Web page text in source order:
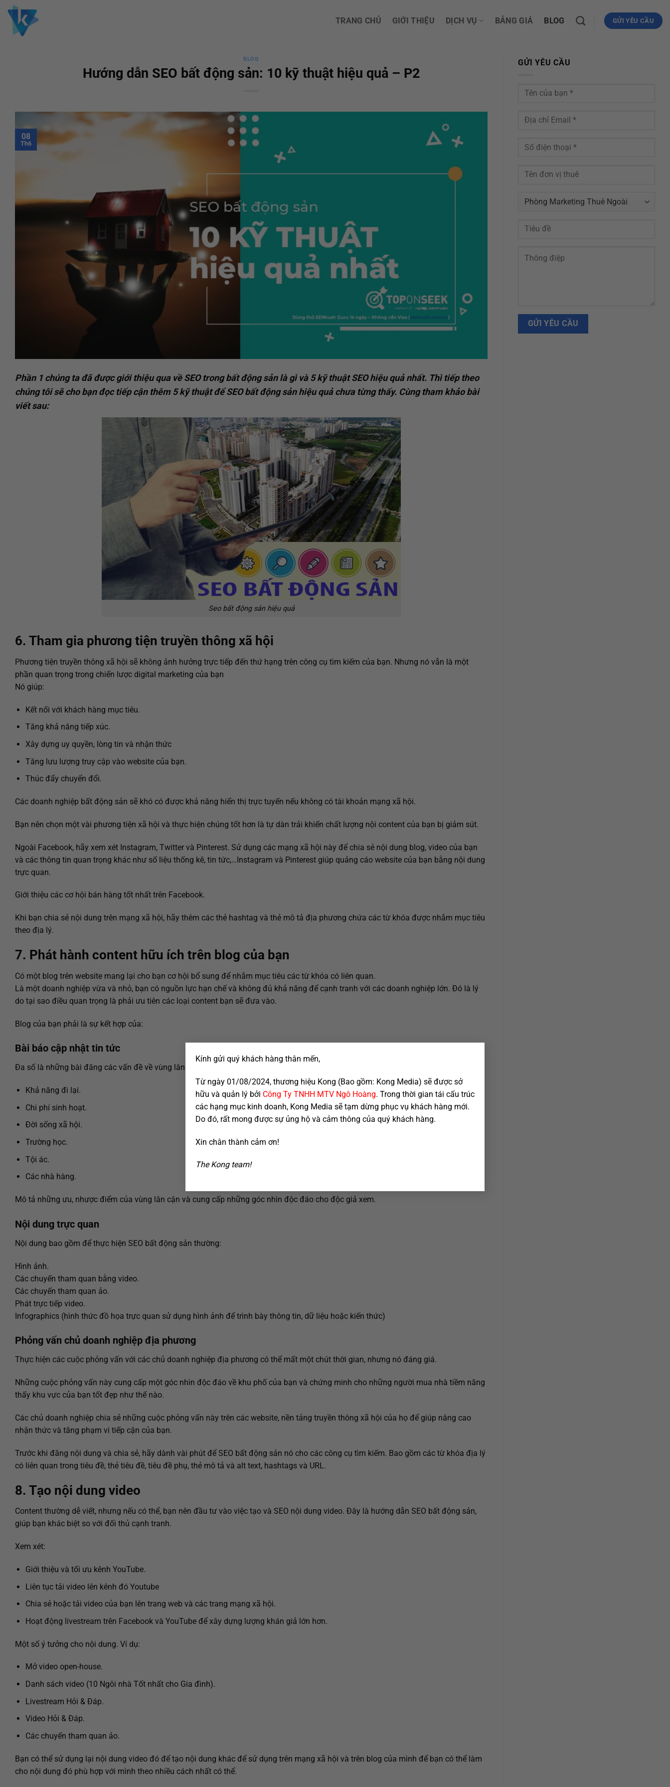
Kính gửi quý khách hàng thân mến,
Từ ngày 01/08/2024, thương hiệu Kong (Bao gồm: Kong Media) sẽ được sở
hữu và quản lý bởi Công Ty TNHH MTV Ngô Hoàng. Trong thời gian tái cấu trúc
các hạng mục kinh doanh, Kong Media sẽ tạm dừng phục vụ khách hàng mới.
Do đó, rất mong được sự ủng hộ và cảm thông của quý khách hàng.
Xin chân thành cảm ơn!
The Kong team!
Skip
content
TRANG CHỦ GIỚI THIỆU DỊCH VỤ BẢNG GIÁ BLOG GỬI YÊU CẦU
BLOG
Hướng dẫn SEO bất động sản: 10 kỹ thuật hiệu quả – P2
08
Th6
Phần 1 chúng ta đã được giới thiệu qua về SEO trong bất động sản là gì và 5 kỹ thuật SEO hiệu quả nhất. Thì tiếp theo
chúng tôi sẽ cho bạn đọc tiếp cận thêm 5 kỹ thuật để SEO bất động sản hiệu quả chưa từng thấy. Cùng tham khảo bài
viết sau:
Seo bất động sản hiệu quả
6. Tham gia phương tiện truyền thông xã hội
Phương tiện truyền thông xã hội sẽ không ảnh hưởng trực tiếp đến thứ hạng trên công cụ tìm kiếm của bạn. Nhưng nó vẫn là một
phần quan trọng trong chiến lược digital marketing của bạn
Nó giúp:
Kết nối với khách hàng mục tiêu.
Tăng khả năng tiếp xúc.
Xây dựng uy quyền, lòng tin và nhận thức
Tăng lưu lượng truy cập vào website của bạn.
Thúc đẩy chuyển đổi.
Các doanh nghiệp bất động sản sẽ khó có được khả năng hiển thị trực tuyến nếu không có tài khoản mạng xã hội.
Bạn nên chọn một vài phương tiện xã hội và thực hiện chúng tốt hơn là tự dàn trải khiến chất lượng nội content của bạn bị giảm sút.
Ngoài Facebook, hãy xem xét Instagram, Twitter và Pinterest. Sử dụng các mạng xã hội này để chia sẻ nội dung blog, video của bạn
và các thông tin quan trọng khác như số liệu thống kê, tin tức,…Instagram và Pinterest giúp quảng cáo website của bạn bằng nội dung
trực quan.
Giới thiệu các cơ hội bán hàng tốt nhất trên Facebook.
Khi bạn chia sẻ nội dung trên mạng xã hội, hãy thêm các thẻ hashtag và thẻ mô tả địa phương chứa các từ khóa được nhắm mục tiêu
theo địa lý.
7. Phát hành content hữu ích trên blog của bạn
Có một blog trên website mang lại cho bạn cơ hội bổ sung để nhắm mục tiêu các từ khóa có liên quan.
Là một doanh nghiệp vừa và nhỏ, bạn có nguồn lực hạn chế và không đủ khả năng để cạnh tranh với các doanh nghiệp lớn. Đó là lý
do tại sao điều quan trọng là phải ưu tiên các loại content bạn sẽ đưa vào.
Blog của bạn phải là sự kết hợp của:
Bài báo cập nhật tin tức
Đa số là những bài đăng các vấn đề về vùng lân cận như:
Khả năng đi lại.
Chi phí sinh hoạt.
Đời sống xã hội.
Trường học.
Tội ác.
Các nhà hàng.
Mô tả những ưu, nhược điểm của vùng lân cận và cung cấp những góc nhìn độc đáo cho độc giả xem.
Nội dung trực quan
Nội dung bao gồm để thực hiện SEO bất động sản thường:
Hình ảnh.
Các chuyến tham quan bằng video.
Các chuyến tham quan ảo.
Phát trực tiếp video.
Infographics (hình thức đồ họa trực quan sử dụng hình ảnh để trình bày thông tin, dữ liệu hoặc kiến thức)
Phỏng vấn chủ doanh nghiệp địa phương
Thực hiện các cuộc phỏng vấn với các chủ doanh nghiệp địa phương có thể mất một chút thời gian, nhưng nó đáng giá.
Những cuộc phỏng vấn này cung cấp một góc nhìn độc đáo về khu phố của bạn và chứng minh cho những người mua nhà tiềm năng
thấy khu vực của bạn tốt đẹp như thế nào.
Các chủ doanh nghiệp chia sẻ những cuộc phỏng vấn này trên các website, nền tảng truyền thông xã hội của họ để giúp nâng cao
nhận thức và tăng phạm vi tiếp cận của bạn.
Trước khi đăng nội dung và chia sẻ, hãy dành vài phút để SEO bất động sản nó cho các công cụ tìm kiếm. Bao gồm các từ khóa địa lý
có liên quan trong tiêu đề, thẻ tiêu đề, tiêu đề phụ, thẻ mô tả và alt text, hashtags và URL.
8. Tạo nội dung video
Content thường dễ viết, nhưng nếu có thể, bạn nên đầu tư vào việc tạo và SEO nội dung video. Đây là hướng dẫn SEO bất động sản,
giúp bạn khác biệt so với đối thủ cạnh tranh.
Xem xét:
Giới thiệu và tối ưu kênh YouTube.
Liên tục tải video lên kênh đó Youtube
Chia sẻ hoặc tải video của bạn lên trang web và các trang mạng xã hội.
Hoạt động livestream trên Facebook và YouTube để xây dựng lượng khán giả lớn hơn.
Một số ý tưởng cho nội dung. Ví dụ:
Mở video open-house.
Danh sách video (10 Ngôi nhà Tốt nhất cho Gia đình).
Livestream Hỏi & Đáp.
Video Hỏi & Đáp.
Các chuyến tham quan ảo.
Bạn có thể sử dụng lại nội dung video đó để tạo nội dung khác để sử dụng trên mạng xã hội và trên blog của mình để bạn có thể làm
cho nội dung đó phù hợp với mình theo nhiều cách nhất có thể.
GỬI YÊU CẦU